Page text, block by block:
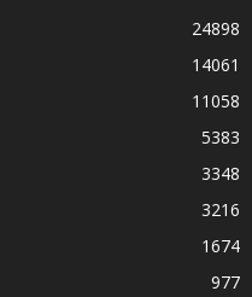
24898
14061
11058
5383
3348
3216
1674
977